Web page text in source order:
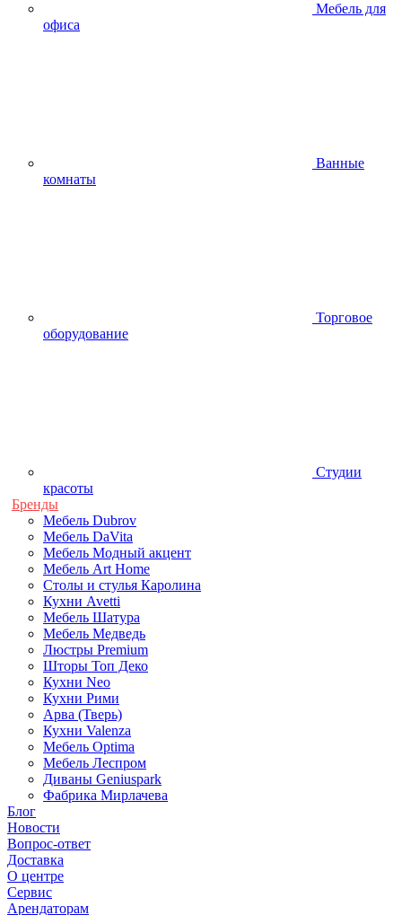
Мебель для
офиса
Ванные
комнаты
Торговое
оборудование
Студии
красоты
Бренды
Мебель Dubrov
Мебель DaVita
Мебель Модный акцент
Мебель Art Home
Столы и стулья Каролина
Кухни Avetti
Мебель Шатура
Мебель Медведь
Люстры Premium
Шторы Топ Деко
Кухни Neo
Кухни Рими
Арва (Тверь)
Кухни Valenza
Мебель Optima
Мебель Леспром
Диваны Geniuspark
Фабрика Мирлачева
Блог
Новости
Вопрос-ответ
Доставка
О центре
Сервис
Арендаторам